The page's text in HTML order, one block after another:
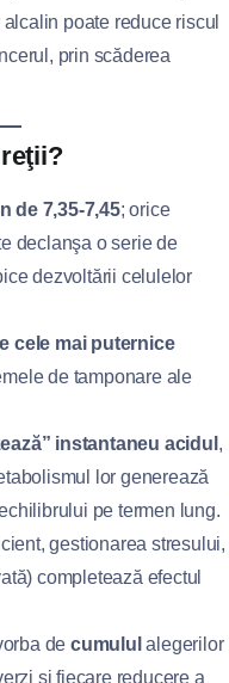
poate reduce riscul
prin scăderea
de 7,35‑7,45; orice
declanşa o serie de
dezvoltării celulelor
cele mai puternice
de tamponare ale
instantaneu acidul ,
lor generează
pe termen lung.
gestionarea stresului,
completează efectul
decumulul alegerilor
și fiecare reducere a